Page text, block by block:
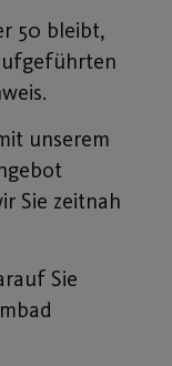
50 bleibt,
unserem
Sie zeitnah
Sie